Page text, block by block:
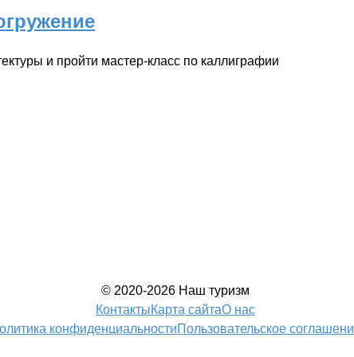
и пройти мастер-класс по каллиграфии
© 2020-2026 Наш туризм
КонтактыКарта сайтаО нас
конфиденциальностиПользовательское